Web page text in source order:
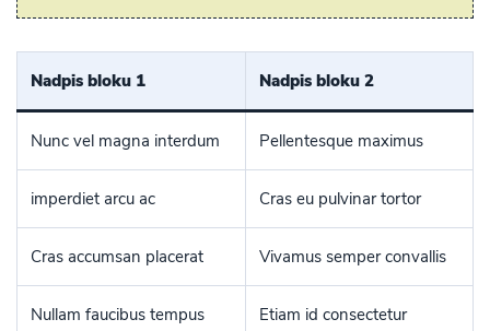
Nadpis bloku 1 Nadpis bloku 2
Nunc vel magna interdum Pellentesque maximus
imperdiet arcu ac Cras eu pulvinar tortor
Cras accumsan placerat Vivamus semper convallis
Nullam faucibus tempus Etiam id consectetur